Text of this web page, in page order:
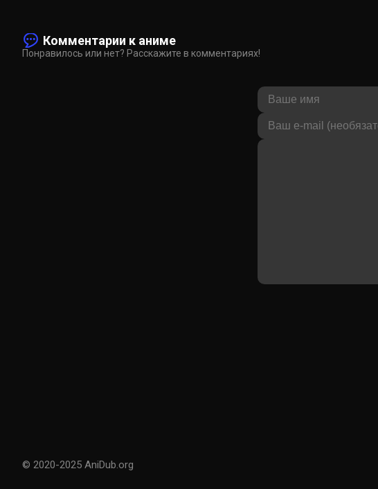
Комментарии к аниме
Понравилось или нет? Расскажите в комментариях!
© 2020-2025 AniDub.org